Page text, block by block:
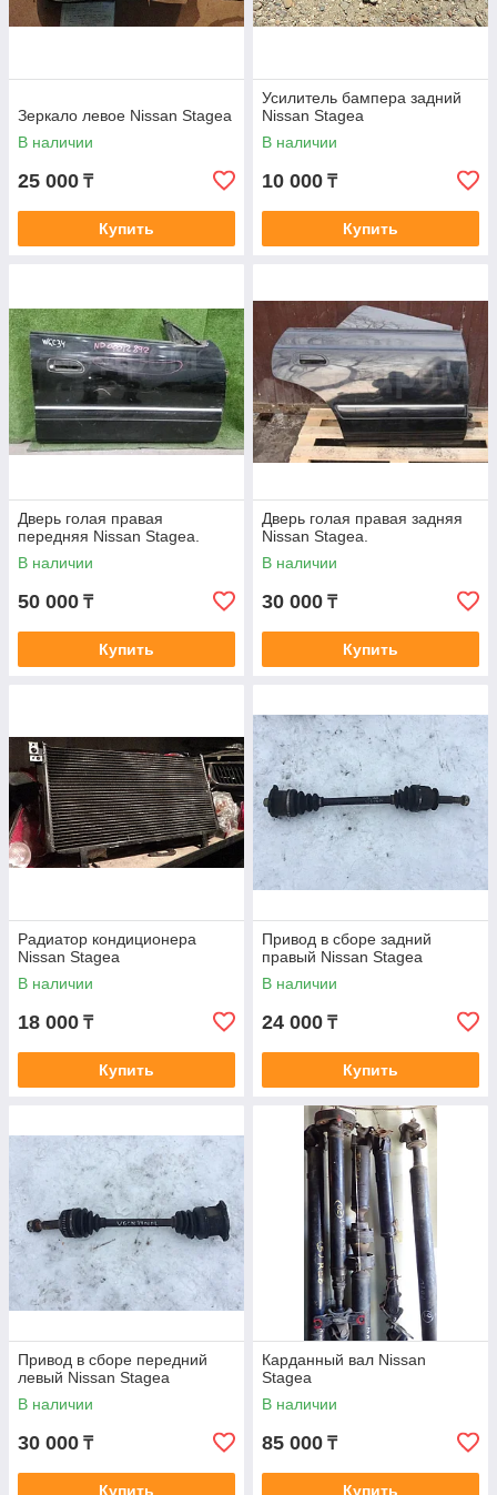
Зеркало левое Nissan Stagea
В наличии
25 000 ₸
Купить
Усилитель бампера задний
Nissan Stagea
В наличии
10 000 ₸
Купить
Дверь голая правая
передняя Nissan Stagea.
В наличии
50 000 ₸
Купить
Дверь голая правая задняя
Nissan Stagea.
В наличии
30 000 ₸
Купить
Радиатор кондиционера
Nissan Stagea
В наличии
18 000 ₸
Купить
Привод в сборе задний
правый Nissan Stagea
В наличии
24 000 ₸
Купить
Привод в сборе передний
левый Nissan Stagea
В наличии
30 000 ₸
Купить
Карданный вал Nissan
Stagea
В наличии
85 000 ₸
Купить